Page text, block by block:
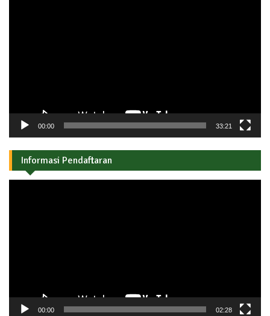
00:00 33:21
Informasi Pendaftaran
00:00 02:28